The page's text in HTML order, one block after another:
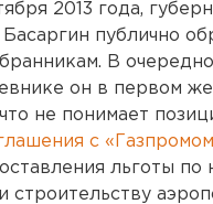
2013 года,
публично
В
он в первом же
не понимает
с
льготы по
строительству